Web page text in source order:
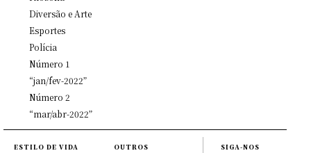
Diversão e Arte
Esportes
Polícia
Número 1
“jan/fev-2022”
Número 2
“mar/abr-2022”
ESTILO DE VIDA OUTROS SIGA-NOS